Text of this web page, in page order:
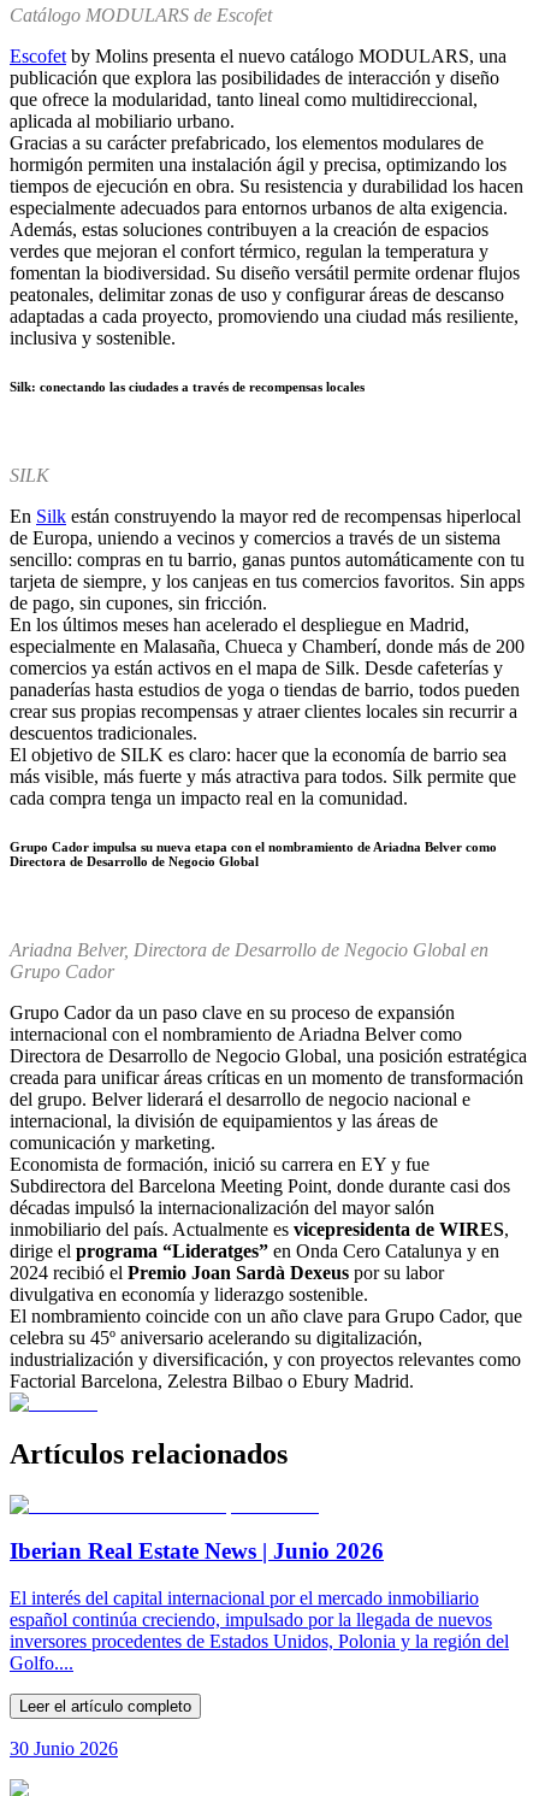
Catálogo MODULARS de Escofet
Escofet by Molins presenta el nuevo catálogo MODULARS, una
publicación que explora las posibilidades de interacción y diseño
que ofrece la modularidad, tanto lineal como multidireccional,
aplicada al mobiliario urbano.
Gracias a su carácter prefabricado, los elementos modulares de
hormigón permiten una instalación ágil y precisa, optimizando los
tiempos de ejecución en obra. Su resistencia y durabilidad los hacen
especialmente adecuados para entornos urbanos de alta exigencia.
Además, estas soluciones contribuyen a la creación de espacios
verdes que mejoran el confort térmico, regulan la temperatura y
fomentan la biodiversidad. Su diseño versátil permite ordenar flujos
peatonales, delimitar zonas de uso y configurar áreas de descanso
adaptadas a cada proyecto, promoviendo una ciudad más resiliente,
inclusiva y sostenible.
Silk: conectando las ciudades a través de recompensas locales
SILK
En Silk están construyendo la mayor red de recompensas hiperlocal
de Europa, uniendo a vecinos y comercios a través de un sistema
sencillo: compras en tu barrio, ganas puntos automáticamente con tu
tarjeta de siempre, y los canjeas en tus comercios favoritos. Sin apps
de pago, sin cupones, sin fricción.
En los últimos meses han acelerado el despliegue en Madrid,
especialmente en Malasaña, Chueca y Chamberí, donde más de 200
comercios ya están activos en el mapa de Silk. Desde cafeterías y
panaderías hasta estudios de yoga o tiendas de barrio, todos pueden
crear sus propias recompensas y atraer clientes locales sin recurrir a
descuentos tradicionales.
El objetivo de SILK es claro: hacer que la economía de barrio sea
más visible, más fuerte y más atractiva para todos. Silk permite que
cada compra tenga un impacto real en la comunidad.
Grupo Cador impulsa su nueva etapa con el nombramiento de Ariadna Belver como
Directora de Desarrollo de Negocio Global
Ariadna Belver, Directora de Desarrollo de Negocio Global en
Grupo Cador
Grupo Cador da un paso clave en su proceso de expansión
internacional con el nombramiento de Ariadna Belver como
Directora de Desarrollo de Negocio Global, una posición estratégica
creada para unificar áreas críticas en un momento de transformación
del grupo. Belver liderará el desarrollo de negocio nacional e
internacional, la división de equipamientos y las áreas de
comunicación y marketing.
Economista de formación, inició su carrera en EY y fue
Subdirectora del Barcelona Meeting Point, donde durante casi dos
décadas impulsó la internacionalización del mayor salón
inmobiliario del país. Actualmente es vicepresidenta de WIRES,
dirige el programa “Lideratges” en Onda Cero Catalunya y en
2024 recibió el Premio Joan Sardà Dexeus por su labor
divulgativa en economía y liderazgo sostenible.
El nombramiento coincide con un año clave para Grupo Cador, que
celebra su 45º aniversario acelerando su digitalización,
industrialización y diversificación, y con proyectos relevantes como
Factorial Barcelona, Zelestra Bilbao o Ebury Madrid.
Artículos relacionados
Iberian Real Estate News | Junio 2026
El interés del capital internacional por el mercado inmobiliario
español continúa creciendo, impulsado por la llegada de nuevos
inversores procedentes de Estados Unidos, Polonia y la región del
Golfo....
Leer el artículo completo
30 Junio 2026